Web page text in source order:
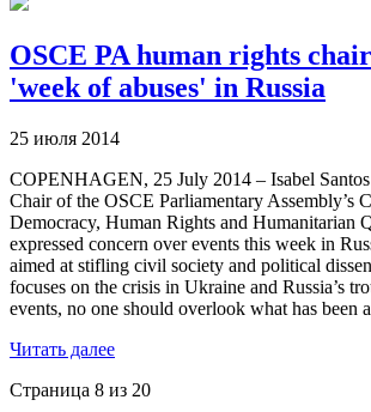
OSCE PA human rights
'week of abuses' in Russia
25 июля 2014
COPENHAGEN, 25 July 2014 – Isabel
Chair of the OSCE Parliamentary Assembly’s
Democracy, Human Rights and Humanitarian
expressed concern over events this week in
aimed at stifling civil society and political
focuses on the crisis in Ukraine and Russia’s
events, no one should overlook what has been
Читать далее
Страница 8 из 20